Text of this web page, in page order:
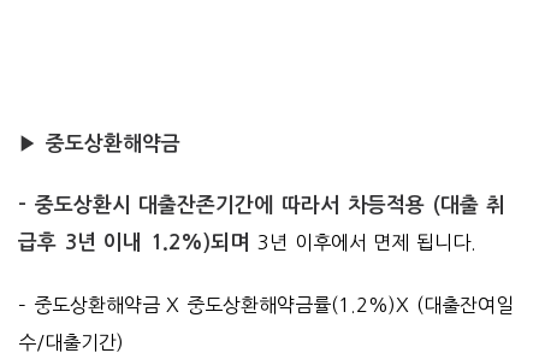
▶ 중도상환해약금
– 중도상환시 대출잔존기간에 따라서 차등적용 (대출 취
급후 3년 이내 1.2%)되며 3년 이후에서 면제 됩니다.
– 중도상환해약금 X 중도상환해약금률(1.2%)X (대출잔여일
수/대출기간)